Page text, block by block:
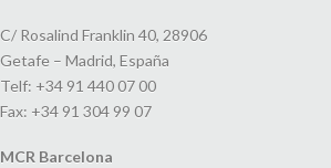
C/ Rosalind Franklin 40, 28906
Getafe – Madrid, España
Telf: +34 91 440 07 00
Fax: +34 91 304 99 07
MCR Barcelona